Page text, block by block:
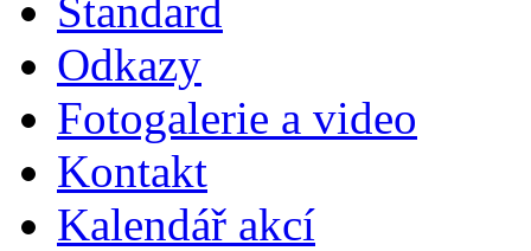
Standard
Odkazy
Fotogalerie a video
Kontakt
Kalendář akcí